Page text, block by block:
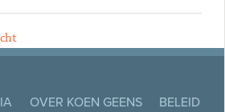
OVER KOEN GEENS
BELEID